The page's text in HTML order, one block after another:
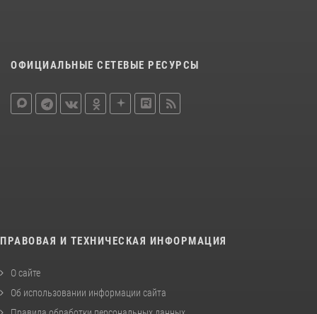
ОФИЦИАЛЬНЫЕ СЕТЕВЫЕ РЕСУРСЫ
ПРАВОВАЯ И ТЕХНИЧЕСКАЯ ИНФОРМАЦИЯ
О сайте
Об использовании информации сайта